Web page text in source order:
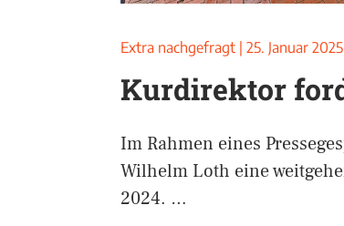
Extra nachgefragt 25. Januar 2025
Kurdirektor
Im Rahmen eines
Wilhelm Loth eine
2024. …